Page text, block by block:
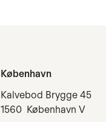
København
Kalvebod Brygge 45
1560 København V